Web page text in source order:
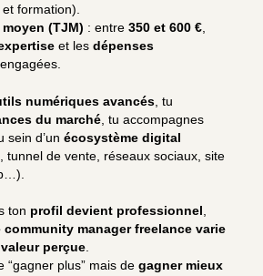
formation).
(TJM) : entre 350 et 600 €,
et les dépenses
engagées.
numériques avancés , tu
du marché , tu accompagnes
sein d’un écosystème digital
tunnel de vente, réseaux sociaux, site
ton profil devient professionnel ,
community manager freelance varie
perçue.
“gagner plus” mais de gagner mieux